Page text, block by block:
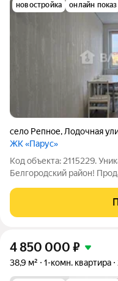
новостройка онлайн показ
село Репное, Лодочная
ЖК «Парус»
Код объекта: 2115229.
Белгородский район!
расположена на 4 этаже
монолитными
4 850 000 ₽
38,9 м² 1-комн. квартира